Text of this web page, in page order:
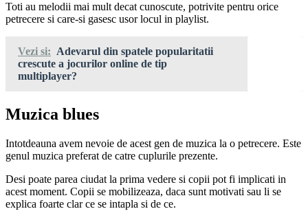
Toti au melodii mai mult decat cunoscute, potrivite pentru orice
petrecere si care-si gasesc usor locul in playlist.
Vezi si: Adevarul din spatele popularitatii
crescute a jocurilor online de tip
multiplayer?
Muzica blues
Intotdeauna avem nevoie de acest gen de muzica la o petrecere. Este
genul muzica preferat de catre cuplurile prezente.
Desi poate parea ciudat la prima vedere si copii pot fi implicati in
acest moment. Copii se mobilizeaza, daca sunt motivati sau li se
explica foarte clar ce se intapla si de ce.